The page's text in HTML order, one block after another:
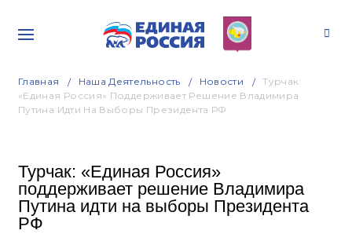
Главная Наша Деятельность Новости
Турчак:
«Единая Россия» Поддерживает Решение Владимира
Путина Идти На Выборы Президента РФ
Турчак: «Единая Россия»
поддерживает решение Владимира
Путина идти на выборы Президента
РФ